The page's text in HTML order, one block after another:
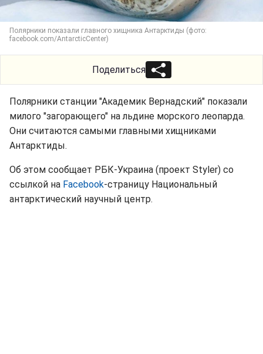
Полярники показали главного хищника Антарктиды (фото:
facebook.com/AntarcticCenter)
Поделиться
Полярники станции "Академик Вернадский" показали
милого "загорающего" на льдине морского леопарда.
Они считаются самыми главными хищниками
Антарктиды.
Об этом сообщает РБК-Украина (проект Styler) со
ссылкой на Facebook-страницу Национальный
антарктический научный центр.